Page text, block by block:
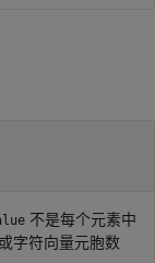
不是每个元素中
字符向量元胞数